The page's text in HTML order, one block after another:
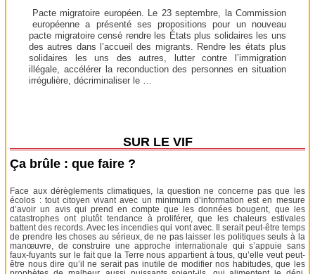
Pacte migratoire européen. Le 23 septembre, la Commission
européenne a présenté ses propositions pour un nouveau
pacte migratoire censé rendre les États plus solidaires les uns
des autres dans l’accueil des migrants. Rendre les états plus
solidaires les uns des autres, lutter contre l’immigration
illégale, accélérer la reconduction des personnes en situation
irrégulière, décriminaliser le …
SUR LE VIF
Ça brûle : que faire ?
Face aux dérèglements climatiques, la question ne concerne pas que les
écolos : tout citoyen vivant avec un minimum d’information est en mesure
d’avoir un avis qui prend en compte que les données bougent, que les
catastrophes ont plutôt tendance à proliférer, que les chaleurs estivales
battent des records. Avec les incendies qui vont avec. Il serait peut-être temps
de prendre les choses au sérieux, de ne pas laisser les politiques seuls à la
manœuvre, de construire une approche internationale qui s’appuie sans
faux-fuyants sur le fait que la Terre nous appartient à tous, qu’elle veut peut-
être nous dire qu’il ne serait pas inutile de modifier nos habitudes, que les